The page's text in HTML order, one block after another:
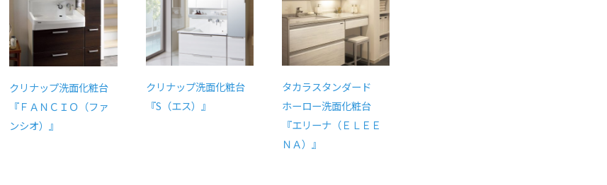
クリナップ洗面化粧台
『ＦＡＮＣＩＯ（ファ
ンシオ）』
クリナップ洗面化粧台
『S（エス）』
タカラスタンダード
ホーロー洗面化粧台
『エリーナ（ＥＬＥＥ
ＮＡ）
』